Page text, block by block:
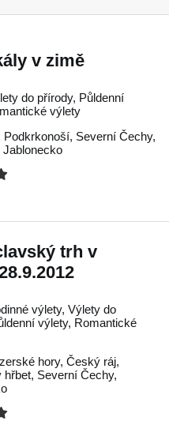
v zimě
do přírody, Půldenní
výlety
Podkrkonoší, Severní Čechy,
Jablonecko
trh v
výlety, Výlety do
výlety, Romantické
hory,Český ráj,
hřbet, Severní Čechy,